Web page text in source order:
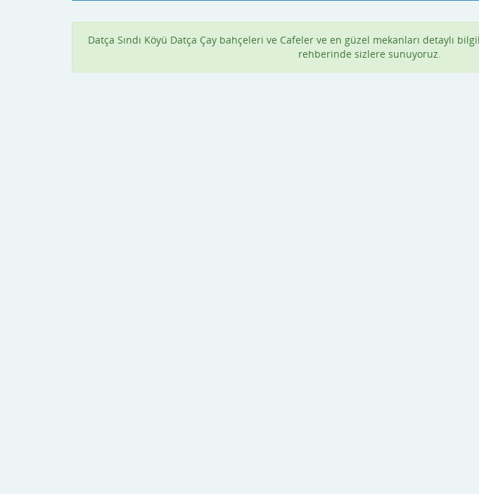
Datça Sındı Köyü Datça Çay bahçeleri ve Cafeler ve en güzel mekanları detaylı
rehberinde sizlere sunuyoruz.